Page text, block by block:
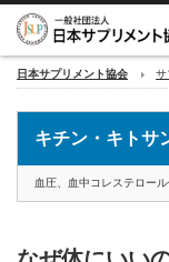
日本サプリメント協会 サ
キチン・キトサ
血圧、血中コレステロー